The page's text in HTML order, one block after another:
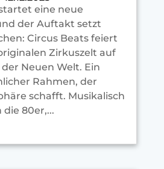
eine neue
der Auftakt setzt
Circus Beats feiert
Zirkuszelt auf
Neuen Welt. Ein
Rahmen, der
schafft. Musikalisch
80er,...